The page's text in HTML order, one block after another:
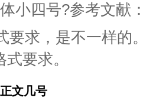
小四号?参考文献
要求，是不一样的
要求。
文几号